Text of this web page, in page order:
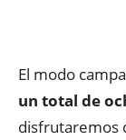
El modo
un total de
disfrutaremos